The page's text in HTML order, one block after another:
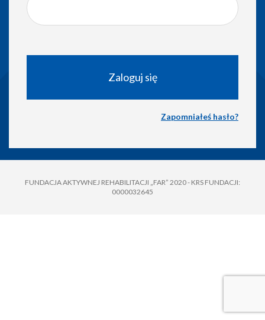
Zapomniałeś hasło?
FUNDACJA AKTYWNEJ REHABILITACJI „FAR” 2020 - KRS FUNDACJI:
0000032645